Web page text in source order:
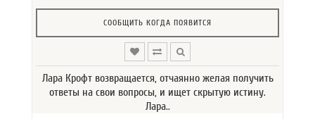
СООБЩИТЬ КОГДА ПОЯВИТСЯ
Лара Крофт возвращается, отчаянно желая получить
ответы на свои вопросы, и ищет скрытую истину.
Лара..